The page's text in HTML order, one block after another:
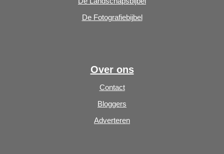
De Fotografiebijbel
Over ons
Contact
Bloggers
Adverteren